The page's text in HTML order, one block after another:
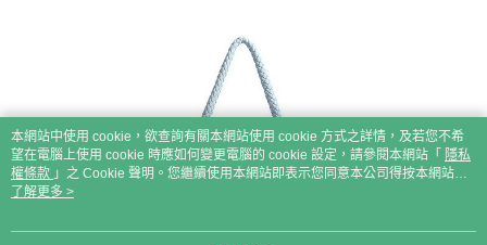
本網站中使用 cookie，欲查詢有關本網站使用 cookie 方式之詳情，及若您不希
望在電腦上使用 cookie 時應如何變更電腦的 cookie 設定，請參閱本網站「 隱私
權條款 」之 Cookie 聲明。您繼續使用本網站即表示您同意本公司得按本網站使
用條款之 Cookie 聲明使用 cookie。
了解更多 >